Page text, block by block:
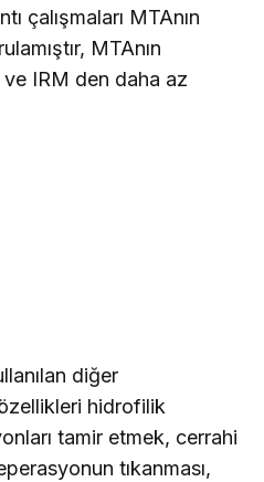
çalışmaları MTAnın
MTAnın
IRM den daha az
diğer
hidrofilik
tamir etmek, cerrahi
tıkanması,